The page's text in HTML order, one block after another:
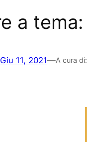
a
Giu 11, 2021—A cura di: